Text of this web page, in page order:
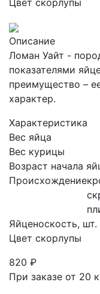
Цвет скорлупы
Описание
Ломан Уайт -
показателями
преимущество –
характер.
Характеристика
Вес яйца
Вес курицы
Возраст начала
Происхождение
Яйценоскость, шт.
Цвет скорлупы
820 ₽
При заказе от 20